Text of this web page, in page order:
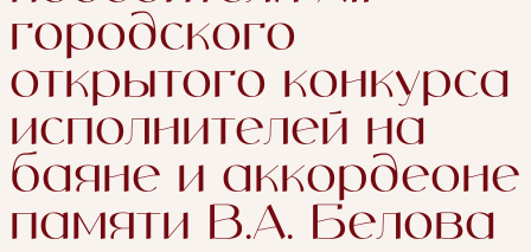
городского
открытого конкурса
исполнителей на
баяне и аккордеоне
памяти В.А. Белова